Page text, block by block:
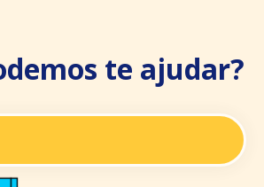
te ajudar?
porque o campo de pesquisa está